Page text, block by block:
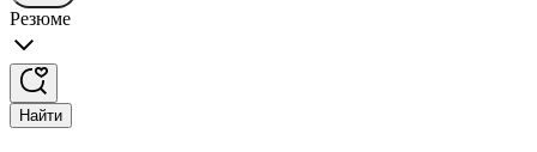
Резюме
Найти